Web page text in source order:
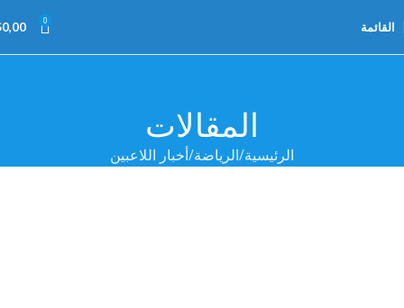
القائمة 0
0,00
المقالات
الرئيسية الرياضة أخبار اللاعبين